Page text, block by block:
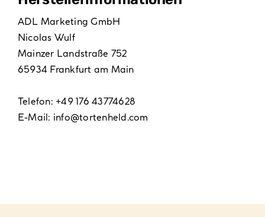
ADL Marketing GmbH
Nicolas Wulf
Mainzer Landstraße 752
65934 Frankfurt am Main
Telefon: +49 176 43774628
E-Mail: info@tortenheld.com